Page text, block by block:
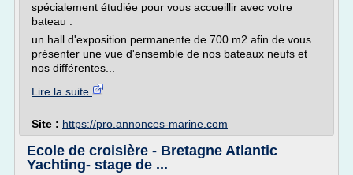
spécialement étudiée pour vous accueillir avec votre
bateau :
un hall d'exposition permanente de 700 m2 afin de vous
présenter une vue d'ensemble de nos bateaux neufs et
nos différentes...
Lire la suite
Site : https://pro.annonces-marine.com
Ecole de croisière - Bretagne Atlantic
Yachting- stage de ...